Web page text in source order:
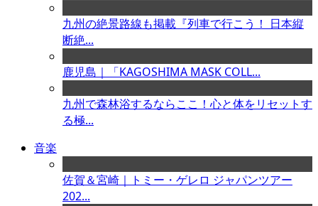
九州の絶景路線も掲載『列車で行こう！ 日本縦
断絶...
鹿児島｜「KAGOSHIMA MASK COLL...
九州で森林浴するならここ！心と体をリセットす
る極...
音楽
佐賀＆宮崎｜トミー・ゲレロ ジャパンツアー
202...